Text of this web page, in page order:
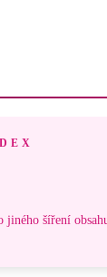
šíření